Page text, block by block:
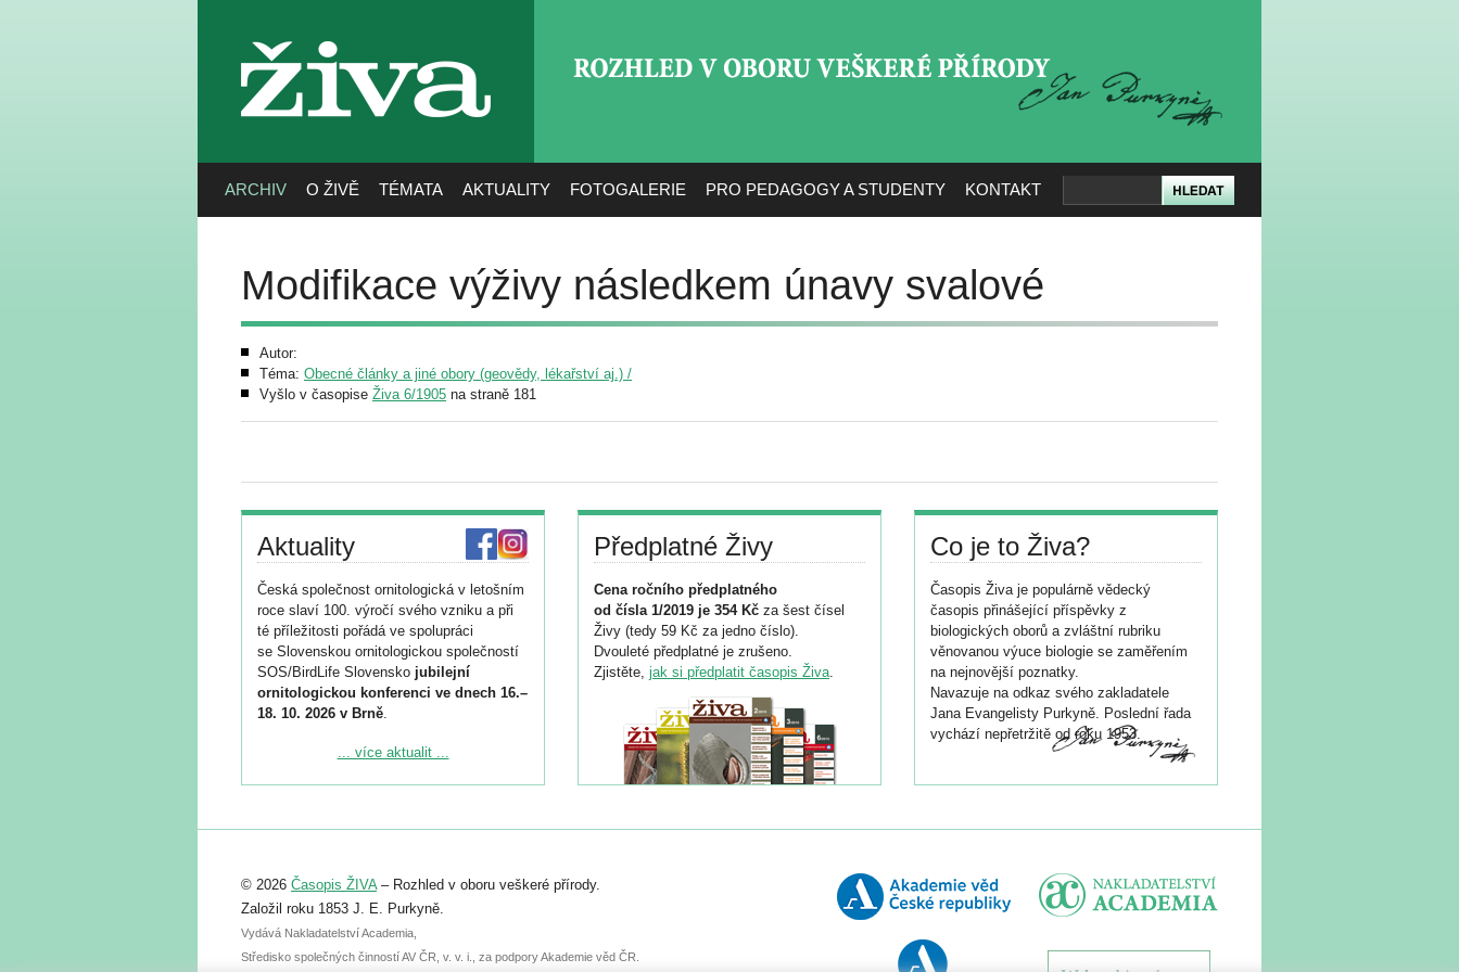
živa
ARCHIV O ŽIVĚ TÉMATA AKTUALITY FOTOGALERIE PRO PEDAGOGY A STUDENTY KONTAKT
Modifikace výživy následkem únavy svalové
Autor:
Téma: Obecné články a jiné obory (geovědy, lékařství aj.) /
Vyšlo v časopise Živa 6/1905 na straně 181
Aktuality
Česká společnost ornitologická v letošním
roce slaví 100. výročí svého vzniku a při
té příležitosti pořádá ve spolupráci
se Slovenskou ornitologickou společností
SOS/BirdLife Slovensko jubilejní
ornitologickou konferenci ve dnech 16.–
18. 10. 2026 v Brně.
Podrobnější informace ke konferenci
Registrovat se můžete do 6. září.
abstraktu přihlášené přednášky nebo
posteru je už 30. června.
... více aktualit ...
Předplatné Živy
Cena ročního předplatného
od čísla 1/2019 je 354 Kč za šest čísel
Živy (tedy 59 Kč za jedno číslo).
Dvouleté předplatné je zrušeno.
Zjistěte, jak si předplatit časopis Živa.
Co je to Živa?
Časopis Živa je populárně vědecký
časopis přinášející příspěvky z
biologických oborů a zvláštní rubriku
věnovanou výuce biologie se zaměřením
na nejnovější poznatky.
Navazuje na odkaz svého zakladatele
Jana Evangelisty Purkyně. Poslední řada
vychází nepřetržitě od roku 1953.
© 2026 Časopis ŽIVA– Rozhled v oboru veškeré přírody.
Založil roku 1853 J. E. Purkyně.
Vydává Nakladatelství Academia,
Středisko společných činností AV ČR, v. v. i., za podpory Akademie věd ČR.